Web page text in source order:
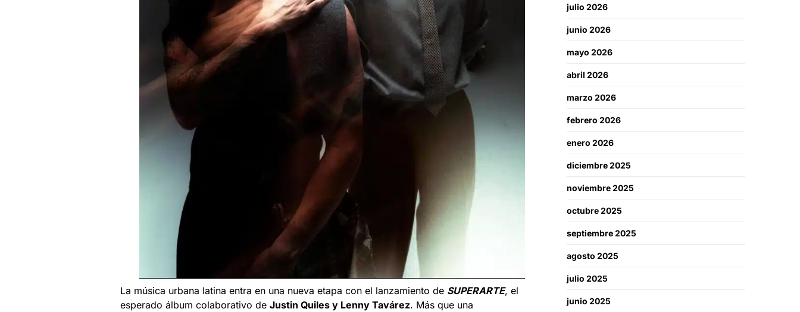
La música urbana latina entra en una nueva etapa con el lanzamiento de SUPERARTE, el
esperado álbum colaborativo de Justin Quiles y Lenny Tavárez. Más que una
julio 2026
junio 2026
mayo 2026
abril 2026
marzo 2026
febrero 2026
enero 2026
diciembre 2025
noviembre 2025
octubre 2025
septiembre 2025
agosto 2025
julio 2025
junio 2025